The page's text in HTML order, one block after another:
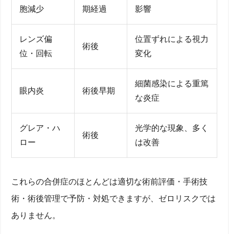
胞減少
期経過
影響
レンズ偏
位・回転
術後
位置ずれによる視力
変化
眼内炎 術後早期
細菌感染による重篤
な炎症
グレア・ハ
ロー
術後
光学的な現象、多く
は改善
これらの合併症のほとんどは適切な術前評価・手術技
術・術後管理で予防・対処できますが、ゼロリスクでは
ありません。